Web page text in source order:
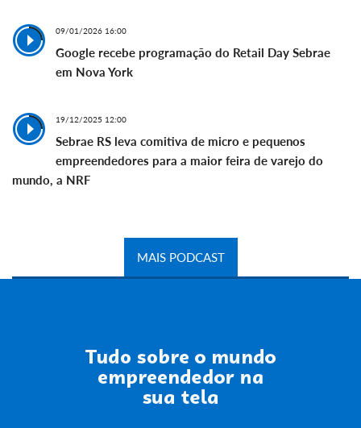
09/01/2026 16:00
Google recebe programação do Retail Day Sebrae
em Nova York
19/12/2025 12:00
Sebrae RS leva comitiva de micro e pequenos
empreendedores para a maior feira de varejo do
mundo, a NRF
MAIS PODCAST